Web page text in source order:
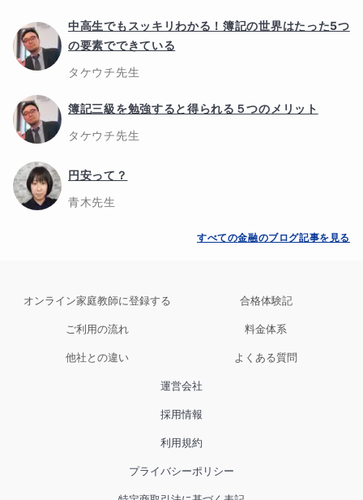
中高生でもスッキリわかる！簿記の世界はたった5つ
の要素でできている
タケウチ先生
簿記三級を勉強すると得られる５つのメリット
タケウチ先生
円安って？
青木先生
すべての金融のブログ記事を見る
オンライン家庭教師に登録する 合格体験記
ご利用の流れ 料金体系
他社との違い よくある質問
運営会社
採用情報
利用規約
プライバシーポリシー